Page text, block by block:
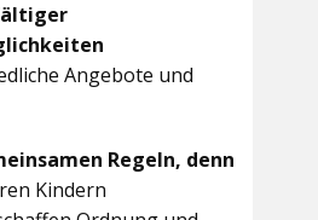
Angebote und
Regeln, denn
Kindern